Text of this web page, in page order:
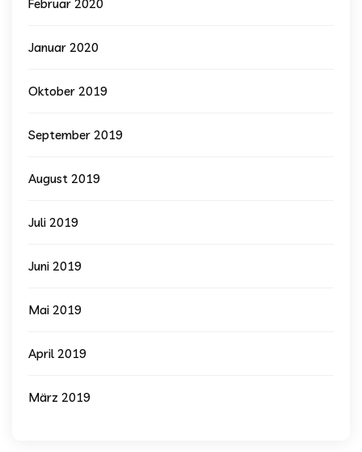
Februar 2020
Januar 2020
Oktober 2019
September 2019
August 2019
Juli 2019
Juni 2019
Mai 2019
April 2019
März 2019